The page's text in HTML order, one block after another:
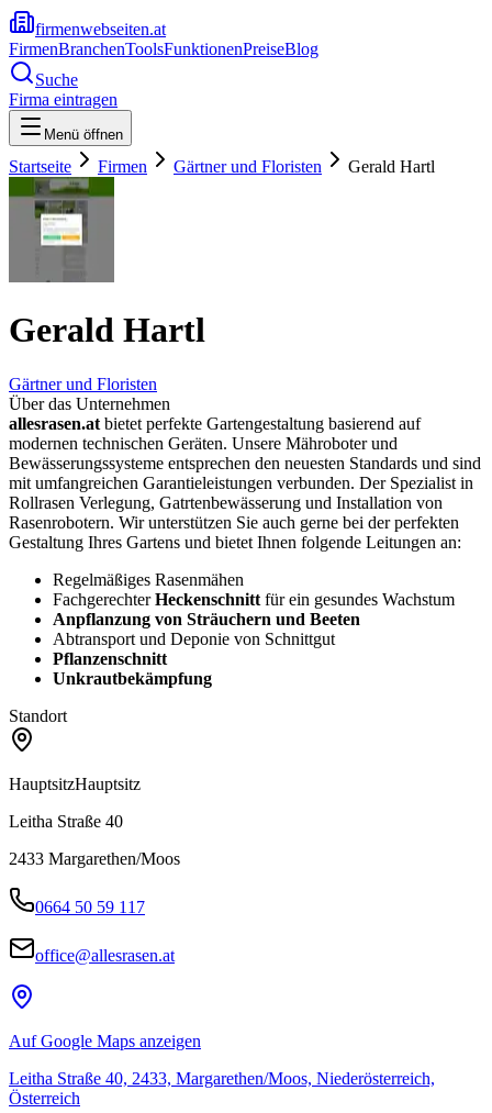
firmenwebseiten.at
FirmenBranchenToolsFunktionenPreiseBlog
Suche
Firma eintragen
Menü öffnen
Startseite Firmen Gärtner und Floristen Gerald Hartl
Gerald Hartl
Gärtner und Floristen
Über das Unternehmen
allesrasen.at bietet perfekte Gartengestaltung basierend auf
modernen technischen Geräten. Unsere Mähroboter und
Bewässerungssysteme entsprechen den neuesten Standards und sind
mit umfangreichen Garantieleistungen verbunden. Der Spezialist in
Rollrasen Verlegung, Gatrtenbewässerung und Installation von
Rasenrobotern. Wir unterstützen Sie auch gerne bei der perfekten
Gestaltung Ihres Gartens und bietet Ihnen folgende Leitungen an:
Regelmäßiges Rasenmähen
FachgerechterHeckenschnitt für ein gesundes Wachstum
Anpflanzung von Sträuchern und Beeten
Abtransport und Deponie von Schnittgut
Pflanzenschnitt
Unkrautbekämpfung
Standort
HauptsitzHauptsitz
Leitha Straße 40
2433 Margarethen/Moos
0664 50 59 117
office@allesrasen.at
Auf Google Maps anzeigen
Leitha Straße 40, 2433, Margarethen/Moos, Niederösterreich,
Österreich